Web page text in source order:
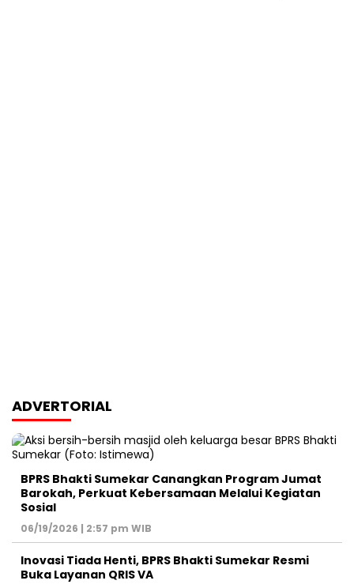
ADVERTORIAL
BPRS Bhakti Sumekar Canangkan Program Jumat
Barokah, Perkuat Kebersamaan Melalui Kegiatan
Sosial
06/19/2026 | 2:57 pm WIB
Inovasi Tiada Henti, BPRS Bhakti Sumekar Resmi
Buka Layanan QRIS VA